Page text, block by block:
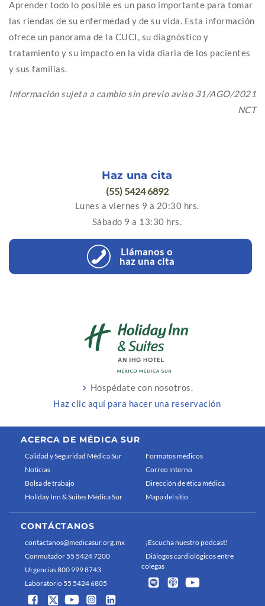
Aprender todo lo posible es un paso importante para tomar
las riendas de su enfermedad y de su vida. Esta información
ofrece un panorama de la CUCI, su diagnóstico y
tratamiento y su impacto en la vida diaria de los pacientes
y sus familias.
Información sujeta a cambio sin previo aviso 31/AGO/2021
NCT
Haz una cita
(55) 5424 6892
Lunes a viernes 9 a 20:30 hrs.
Sábado 9 a 13:30 hrs.
Llámanos o
haz una cita
Hospédate con nosotros.
Haz clic aquí para hacer una reservación
ACERCA DE MÉDICA SUR
Calidad y Seguridad Médica Sur
Noticias
Bolsa de trabajo
Holiday Inn & Suites Médica Sur
Formatos médicos
Correo interno
Dirección de ética médica
Mapa del sitio
CONTÁCTANOS
contactanos@medicasur.org.mx
Conmutador 55 5424 7200
Urgencias 800 999 8743
Laboratorio 55 5424 6805
¡Escucha nuestro podcast!
Diálogos cardiológicos entre
colegas